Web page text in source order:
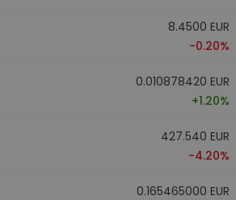
8.4500 EUR
-0.20%
0.010878420 EUR
+1.20%
427.540 EUR
-4.20%
0.165465000 EUR